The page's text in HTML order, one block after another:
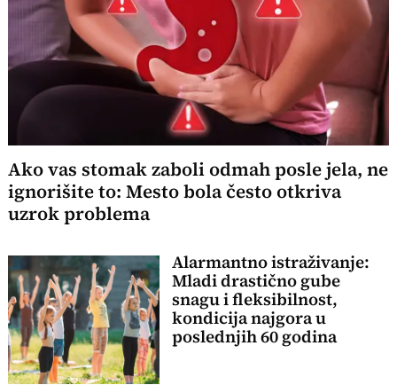
Ako vas stomak zaboli odmah posle jela, ne
ignorišite to: Mesto bola često otkriva
uzrok problema
Alarmantno istraživanje:
Mladi drastično gube
snagu i fleksibilnost,
kondicija najgora u
poslednjih 60 godina